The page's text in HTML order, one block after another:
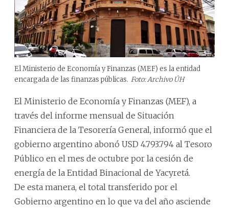
El Ministerio de Economía y Finanzas (MEF) es la entidad
encargada de las finanzas públicas. Foto: Archivo ÚH
El Ministerio de Economía y Finanzas (MEF), a
través del informe mensual de Situación
Financiera de la Tesorería General, informó que el
gobierno argentino abonó USD 4.793.794 al Tesoro
Público en el mes de octubre por la cesión de
energía de la Entidad Binacional de Yacyretá.
De esta manera, el total transferido por el
Gobierno argentino en lo que va del año asciende